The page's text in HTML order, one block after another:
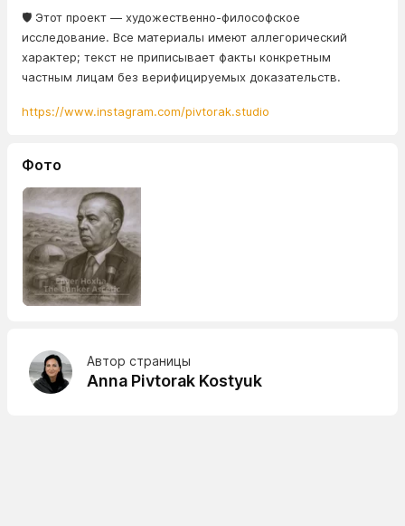
🛡️ Этот проект — художественно-философское
исследование. Все материалы имеют аллегорический
характер; текст не приписывает факты конкретным
частным лицам без верифицируемых доказательств.
https://www.instagram.com/pivtorak.studio
Фото
Автор страницы
Anna Pivtorak Kostyuk